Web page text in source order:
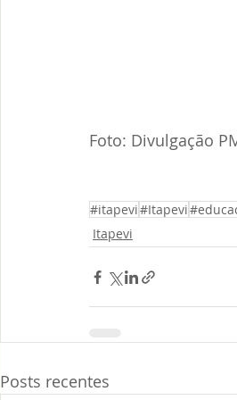
Foto: Divulgação
#itapevi#Itapevi
Itapevi
Posts recentes